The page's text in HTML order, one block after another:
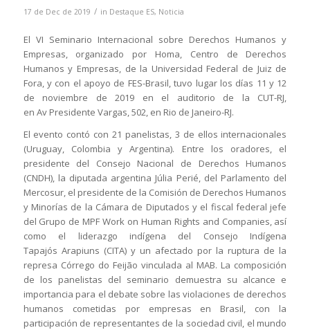
17 de Dec de 2019 / in Destaque ES, Noticia
El VI Seminario Internacional sobre Derechos Humanos y
Empresas, organizado por Homa, Centro de Derechos
Humanos y Empresas, de la Universidad Federal de Juiz de
Fora, y con el apoyo de FES-Brasil, tuvo lugar los días 11 y 12
de noviembre de 2019 en el auditorio de la CUT-RJ,
en Av Presidente Vargas, 502, en Rio de Janeiro-RJ.
El evento contó con 21 panelistas, 3 de ellos internacionales
(Uruguay, Colombia y Argentina). Entre los oradores, el
presidente del Consejo Nacional de Derechos Humanos
(CNDH), la diputada argentina Júlia Perié, del Parlamento del
Mercosur, el presidente de la Comisión de Derechos Humanos
y Minorías de la Cámara de Diputados y el fiscal federal jefe
del Grupo de MPF Work on Human Rights and Companies, así
como el liderazgo indígena del Consejo Indígena
Tapajós Arapiuns (CITA) y un afectado por la ruptura de la
represa Córrego do Feijão vinculada al MAB. La composición
de los panelistas del seminario demuestra su alcance e
importancia para el debate sobre las violaciones de derechos
humanos cometidas por empresas en Brasil, con la
participación de representantes de la sociedad civil, el mundo